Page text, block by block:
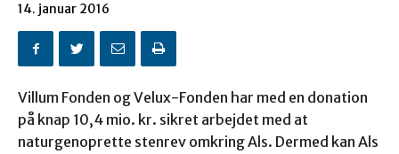
14. januar 2016
Villum Fonden og Velux-Fonden har med en donation
på knap 10,4 mio. kr. sikret arbejdet med at
naturgenoprette stenrev omkring Als. Dermed kan Als